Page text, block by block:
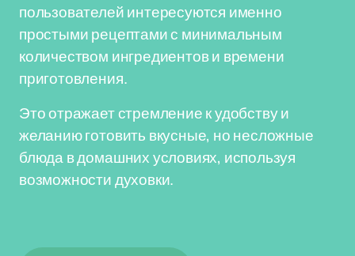
пользователей интересуются именно
простыми рецептами с минимальным
количеством ингредиентов и времени
приготовления.
Это отражает стремление к удобству и
желанию готовить вкусные, но несложные
блюда в домашних условиях, используя
возможности духовки.